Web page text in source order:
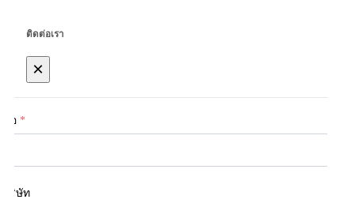
ติดต่อเรา
×
ชื่อ *
บริษัท